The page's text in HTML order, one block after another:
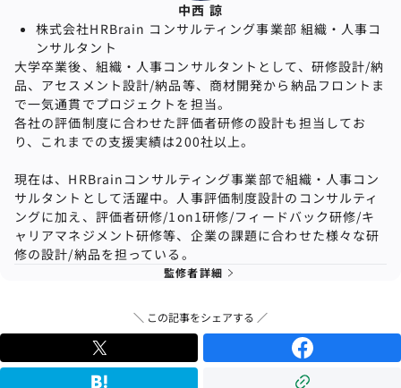
中西 諒
株式会社HRBrain コンサルティング事業部 組織・⼈事コ
ンサルタント
大学卒業後、組織・人事コンサルタントとして、研修設計/納
品、アセスメント設計/納品等、商材開発から納品フロントま
で一気通貫でプロジェクトを担当。
各社の評価制度に合わせた評価者研修の設計も担当してお
り、 これまでの支援実績は200社以上。
現在は、HRBrainコンサルティング事業部で組織・人事コン
サルタントとして活躍中。人事評価制度設計のコンサルティ
ングに加え、評価者研修/1on1研修/フィードバック研修/キ
ャリアマネジメント研修等、企業の課題に合わせた様々な研
修の設計/納品を担っている。
監修者詳細
＼ この記事をシェアする ／